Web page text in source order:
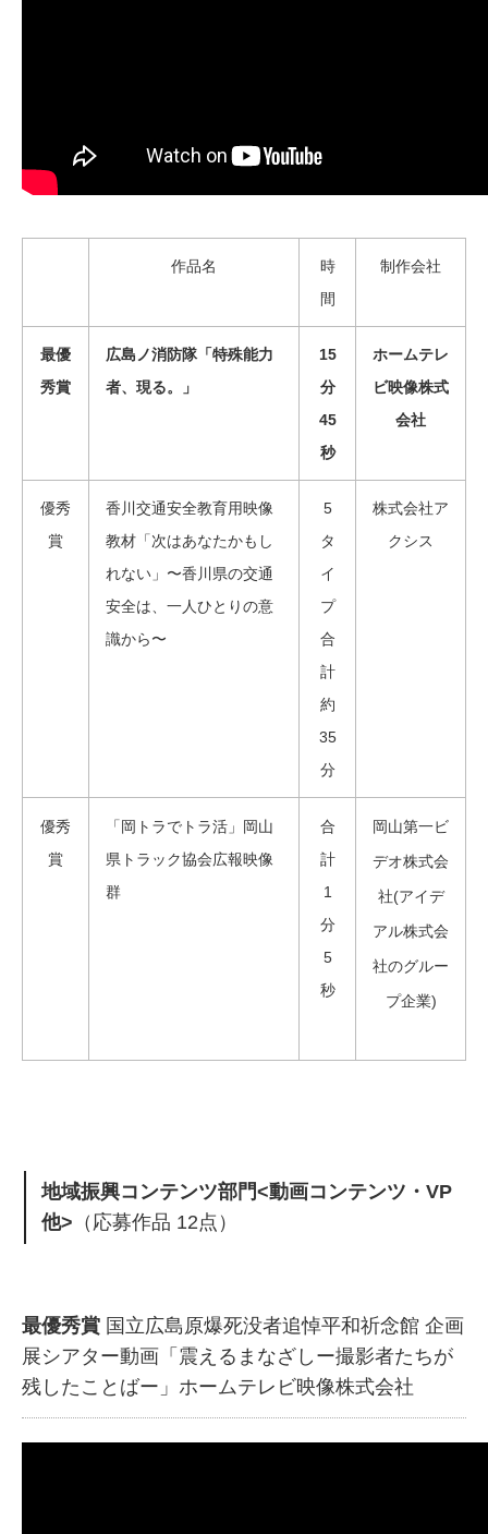
作品名
時
間
制作会社
最優
秀賞
広島ノ消防隊「特殊能力
者、現る。」
15
分
45
秒
ホームテレ
ビ映像株式
会社
優秀
賞
香川交通安全教育用映像
教材「次はあなたかもし
れない」〜香川県の交通
安全は、一人ひとりの意
識から〜
5
タ
イ
プ
合
計
約
35
分
株式会社ア
クシス
優秀
賞
「岡トラでトラ活」岡山
県トラック協会広報映像
群
合
計
1
分
5
秒
岡山第一ビ
デオ株式会
社(アイデ
アル株式会
社のグルー
プ企業)
地域振興コンテンツ部門<動画コンテンツ・VP
他> （応募作品 12点）
最優秀賞 国立広島原爆死没者追悼平和祈念館 企画
展シアター動画「震えるまなざしー撮影者たちが
残したことばー」ホームテレビ映像株式会社